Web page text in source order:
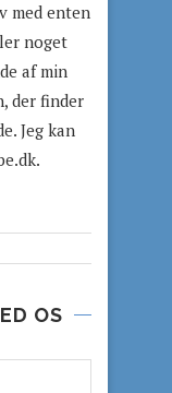
med enten
noget
af min
der finder
Jeg kan
OS